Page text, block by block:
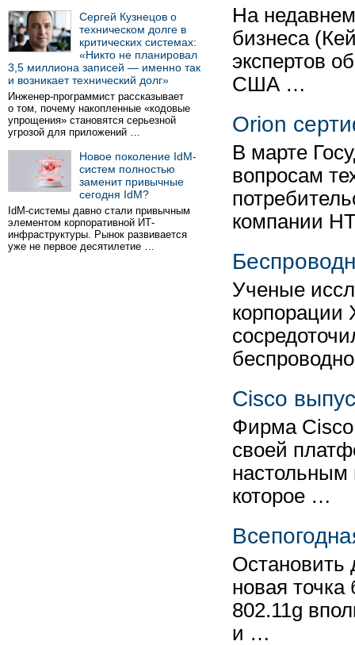
Сергей Кузнецов о
техническом долге в
критических системах:
«Никто не планировал
3,5 миллиона записей — именно так
и возникает технический долг»
Инженер-программист рассказывает
о том, почему накопленные «кодовые
упрощения» становятся серьезной
угрозой для приложений …
Новое поколение IdM-
систем полностью
заменит привычные
сегодня IdM?
IdM-системы давно стали привычным
элементом корпоративной ИТ-
инфраструктуры. Рынок развивается
уже не первое десятилетие …
На
бизнеса
экспертов
США …
Orion
В марте
вопросам
компании
Ученые
корпорации
Cisco
Фирма
своей
которое …
Остановить
новая точка
802.11g
и …